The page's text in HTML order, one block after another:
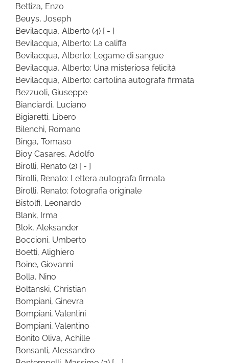
Bettiza, Enzo
Beuys, Joseph
Bevilacqua, Alberto (4) [ - ]
Bevilacqua, Alberto: La califfa
Bevilacqua, Alberto: Legame di sangue
Bevilacqua, Alberto: Una misteriosa felicità
Bevilacqua, Alberto: cartolina autografa firmata
Bezzuoli, Giuseppe
Bianciardi, Luciano
Bigiaretti, Libero
Bilenchi, Romano
Binga, Tomaso
Bioy Casares, Adolfo
Birolli, Renato (2) [ - ]
Birolli, Renato: Lettera autografa firmata
Birolli, Renato: fotografia originale
Bistolfi, Leonardo
Blank, Irma
Blok, Aleksander
Boccioni, Umberto
Boetti, Alighiero
Boine, Giovanni
Bolla, Nino
Boltanski, Christian
Bompiani, Ginevra
Bompiani, Valentini
Bompiani, Valentino
Bonito Oliva, Achille
Bonsanti, Alessandro